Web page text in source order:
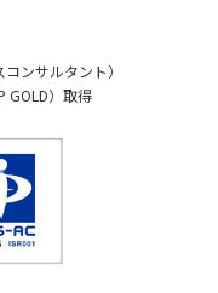
ンサルタント）
GOLD）取得